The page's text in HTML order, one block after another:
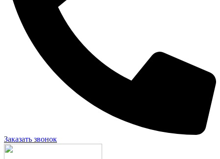
Заказать звонок